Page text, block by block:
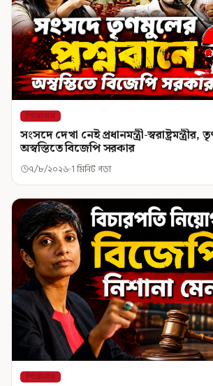
শিরোনাম
সংসদে দেখা নেই প্রধানমন্ত্রী-
অস্বস্তিতে বিজেপি সরকার
৭/৮/২০২৬ 1 মিনিট পড়া
শিরোনাম